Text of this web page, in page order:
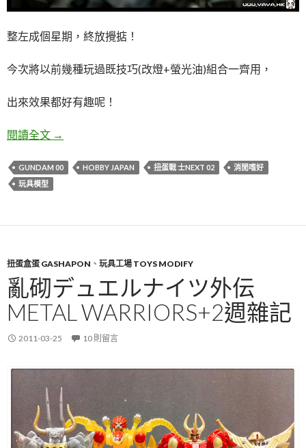
整左成個星期，終放攪掂！
今次將以前幾種玩過既技巧(改燈+螢光油)組合一齊用，
出來效果都好有趣呢！
閱讀全文 用扭蛋整個00q電影最終戰情景!
→
GUNDAM 00 HOBBY JAPAN 扭蛋戰 士NEXT 02
消閒嗜好
玩具模型
扭蛋盒蛋 GASHAPON 、 玩具工場 TOYS MODIFY
亂砌デュエルナイツ外伝
METAL WARRIORS+2週雜記
2011-03-25 10 則留言